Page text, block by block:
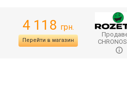
4 118 грн.
Перейти в магазин